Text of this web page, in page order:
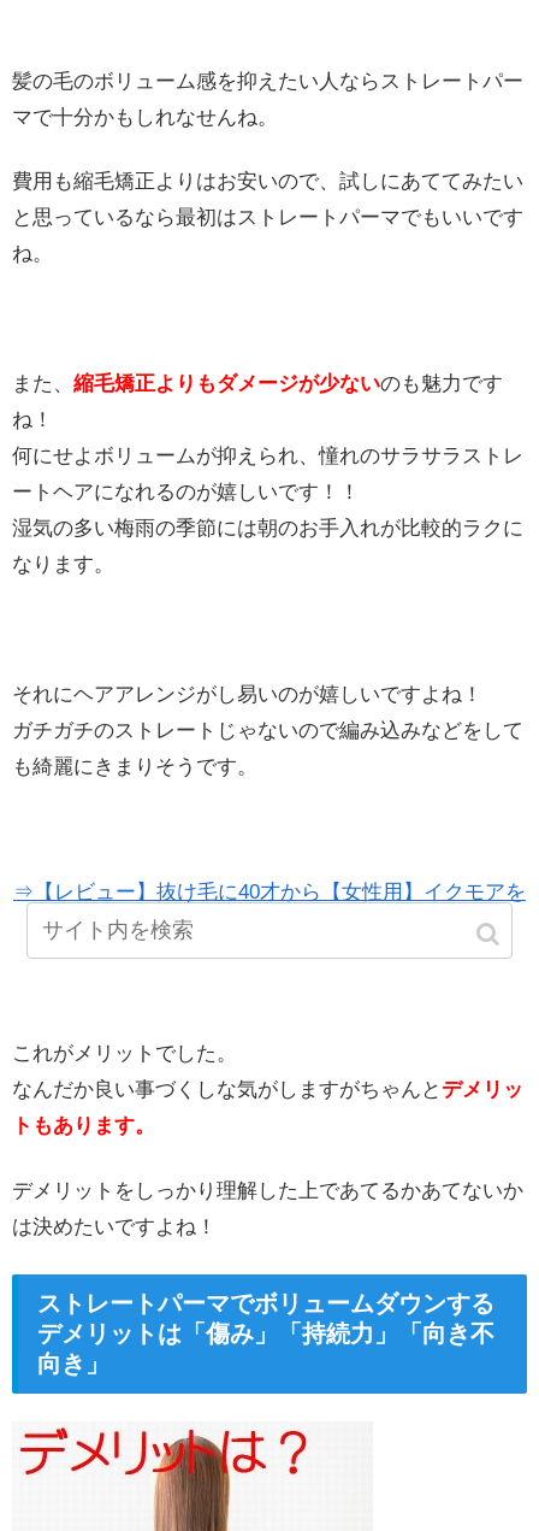
髪の毛のボリューム感を抑えたい人ならストレートパー
マで十分かもしれなせんね。
費用も縮毛矯正よりはお安いので、試しにあててみたい
と思っているなら最初はストレートパーマでもいいです
ね。
また、 縮毛矯正よりもダメージが少ないのも魅力です
ね！
何にせよボリュームが抑えられ、憧れのサラサラストレ
ートヘアになれるのが嬉しいです！！
湿気の多い梅雨の季節には朝のお手入れが比較的ラクに
なります。
それにヘアアレンジがし易いのが嬉しいですよね！
ガチガチのストレートじゃないので編み込みなどをして
も綺麗にきまりそうです。
⇒【レビュー】抜け毛に40才から【女性用】イクモアを
を飲んでみた！！
これがメリットでした。
なんだか良い事づくしな気がしますがちゃんと デメリッ
トもあります。
デメリットをしっかり理解した上であてるかあてないか
は決めたいですよね！
ストレートパーマでボリュームダウンする
デメリットは「傷み」「持続力」「向き不
向き」